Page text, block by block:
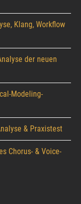
Klang, Workflow
der neuen
Modeling-
& Praxistest
Chorus- & Voice-